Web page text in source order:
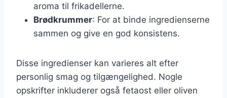
aroma til frikadellerne.
Brødkrummer: For at binde ingredienserne
sammen og give en god konsistens.
Disse ingredienser kan varieres alt efter
personlig smag og tilgængelighed. Nogle
opskrifter inkluderer også fetaost eller oliven